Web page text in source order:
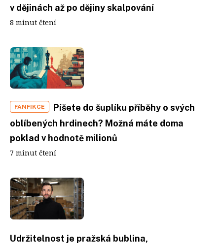
v dějinách až po dějiny skalpování
8 minut čtení
FANFIKCE
Píšete do šuplíku příběhy o svých
oblíbených hrdinech? Možná máte doma
poklad v hodnotě milionů
7 minut čtení
Udržitelnost je pražská bublina,